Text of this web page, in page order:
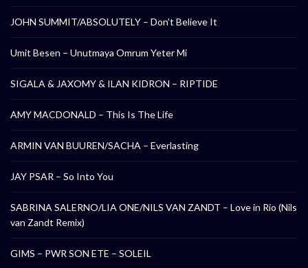
JOHN SUMMIT/ABSOLUTELY – Don’t Believe It
Umit Besen – Unutmaya Omrum Yeter Mi
SIGALA & JAXOMY & ILAN KIDRON – RIPTIDE
AMY MACDONALD – This Is The Life
ARMIN VAN BUUREN/SACHA – Everlasting
JAY PSAR – So Into You
SABRINA SALERNO/LIA ONE/NILS VAN ZANDT – Love in Rio (Nils
van Zandt Remix)
GIMS – PWR SON ETE – SOLEIL